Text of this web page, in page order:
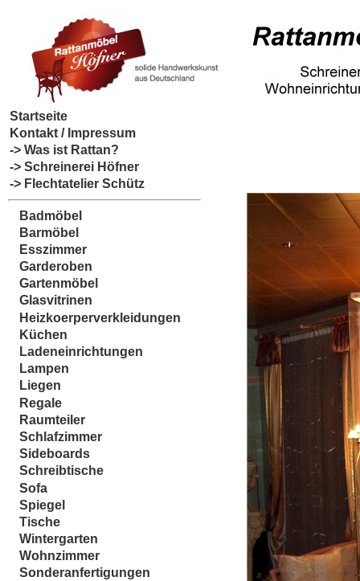
Startseite
Kontakt / Impressum
-> Was ist Rattan?
-> Schreinerei Höfner
-> Flechtatelier Schütz
Badmöbel
Barmöbel
Esszimmer
Garderoben
Gartenmöbel
Glasvitrinen
Heizkoerperverkleidungen
Küchen
Ladeneinrichtungen
Lampen
Liegen
Regale
Raumteiler
Schlafzimmer
Sideboards
Schreibtische
Sofa
Spiegel
Tische
Wintergarten
Wohnzimmer
Sonderanfertigungen